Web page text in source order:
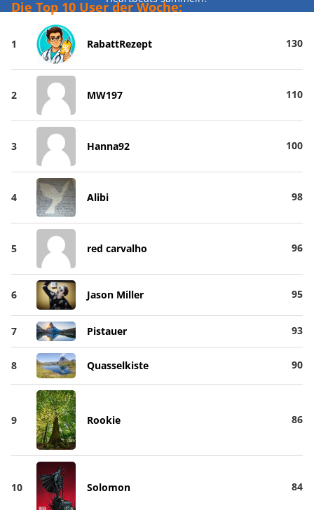
Die Top 10 User der Woche:
1 RabattRezept 130
2 MW197 110
3 Hanna92 100
4 Alibi 98
5 red carvalho 96
6 Jason Miller 95
7 Pistauer 93
8 Quasselkiste 90
9 Rookie 86
10 Solomon 84